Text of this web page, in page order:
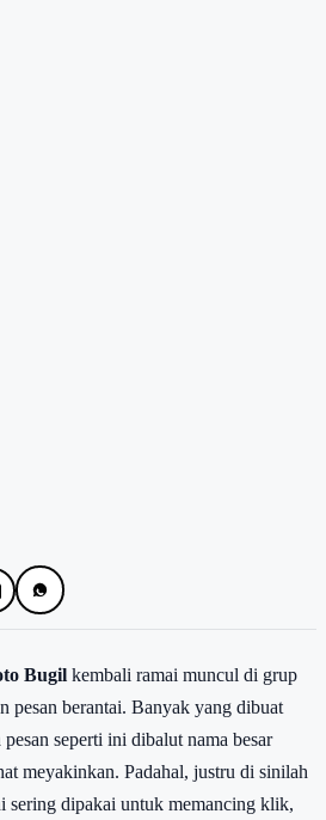
Bugil kembali ramai muncul di grup
pesan berantai. Banyak yang dibuat
pesan seperti ini dibalut nama besar
meyakinkan. Padahal, justru di sinilah
sering dipakai untuk memancing klik,